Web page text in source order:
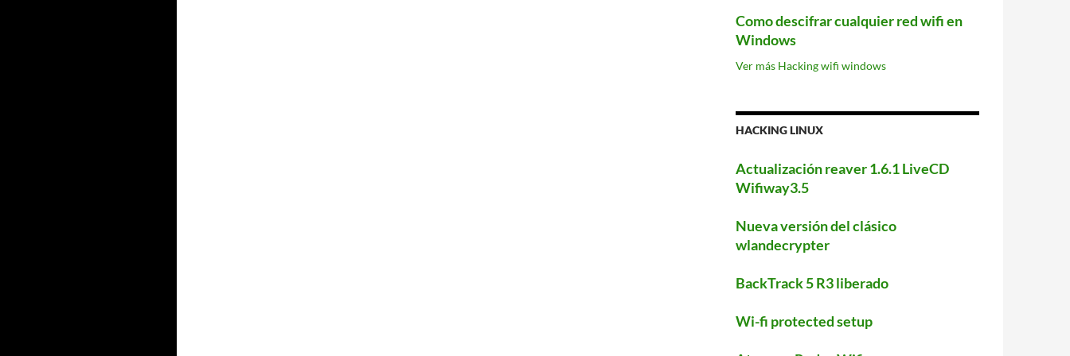
Como descifrar cualquier red wifi en
Windows
Ver más Hacking wifi windows
HACKING LINUX
Actualización reaver 1.6.1 LiveCD
Wifiway3.5
Nueva versión del clásico
wlandecrypter
BackTrack 5 R3 liberado
Wi-fi protected setup